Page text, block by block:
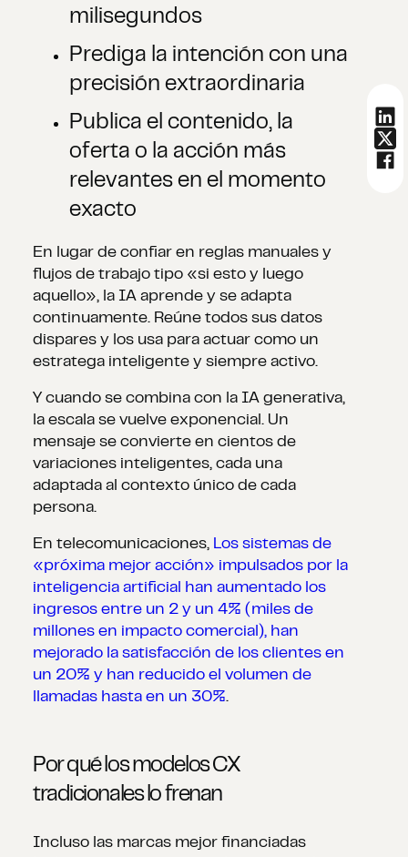
milisegundos
Prediga la intención con una
precisión extraordinaria
Publica el contenido, la
oferta o la acción más
relevantes en el momento
exacto
En lugar de confiar en reglas manuales y
flujos de trabajo tipo «si esto y luego
aquello», la IA aprende y se adapta
continuamente. Reúne todos sus datos
dispares y los usa para actuar como un
estratega inteligente y siempre activo.
Y cuando se combina con la IA generativa,
la escala se vuelve exponencial. Un
mensaje se convierte en cientos de
variaciones inteligentes, cada una
adaptada al contexto único de cada
persona.
En telecomunicaciones, Los sistemas de
«próxima mejor acción» impulsados por la
inteligencia artificial han aumentado los
ingresos entre un 2 y un 4% (miles de
millones en impacto comercial), han
mejorado la satisfacción de los clientes en
un 20% y han reducido el volumen de
llamadas hasta en un 30%.
Por qué los modelos CX
tradicionales lo frenan
Incluso las marcas mejor financiadas